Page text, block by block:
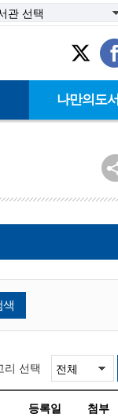
나만의도
색
리 선택
등록일 첨부